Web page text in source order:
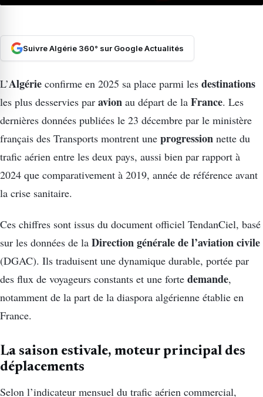
Suivre Algérie 360° sur Google Actualités
L’Algérie confirme en 2025 sa place parmi les destinations
les plus desservies par avion au départ de la France. Les
dernières données publiées le 23 décembre par le ministère
français des Transports montrent une progression nette du
trafic aérien entre les deux pays, aussi bien par rapport à
2024 que comparativement à 2019, année de référence avant
la crise sanitaire.
Ces chiffres sont issus du document officiel TendanCiel, basé
sur les données de la Direction générale de l’aviation civile
(DGAC). Ils traduisent une dynamique durable, portée par
des flux de voyageurs constants et une forte demande,
notamment de la part de la diaspora algérienne établie en
France.
La saison estivale, moteur principal des
déplacements
Selon l’indicateur mensuel du trafic aérien commercial,